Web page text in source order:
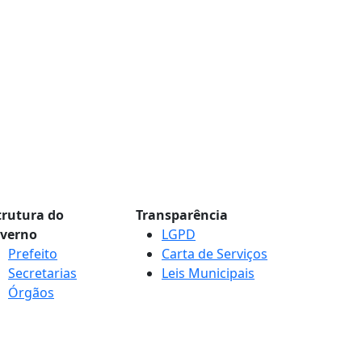
do
Prefeito
Secretarias
Órgãos
Transparência
LGPD
Carta de Serviços
Leis Municipais